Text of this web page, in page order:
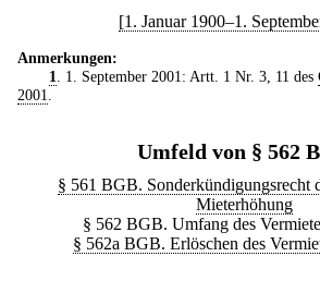
[1. Januar 1900–1.
Anmerkungen:
1. 1. September 2001: Artt. 1 Nr. 3, 11 des
2001.
Umfeld von § 562
§ 561 BGB. Sonderkündigungsrecht
Mieterhöhung
§ 562 BGB. Umfang des
§ 562a BGB. Erlöschen des